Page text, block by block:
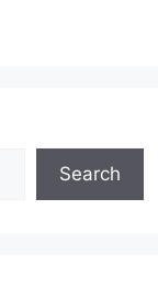
Search